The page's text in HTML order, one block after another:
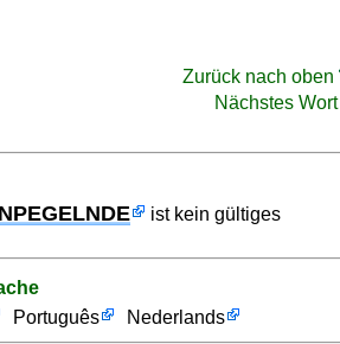
Zurück nach oben
Nächstes Wort
ist kein gültiges
Português Nederlands